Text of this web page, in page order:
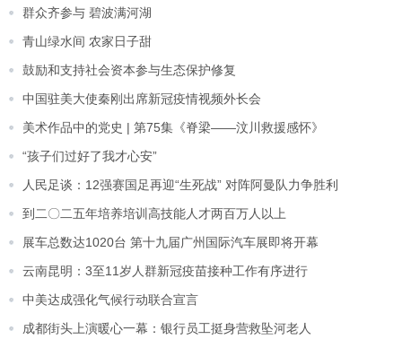
群众齐参与 碧波满河湖
青山绿水间 农家日子甜
鼓励和支持社会资本参与生态保护修复
中国驻美大使秦刚出席新冠疫情视频外长会
美术作品中的党史 | 第75集《脊梁——汶川救援感怀》
“孩子们过好了我才心安”
人民足谈：12强赛国足再迎“生死战” 对阵阿曼队力争胜利
到二〇二五年培养培训高技能人才两百万人以上
展车总数达1020台 第十九届广州国际汽车展即将开幕
云南昆明：3至11岁人群新冠疫苗接种工作有序进行
中美达成强化气候行动联合宣言
成都街头上演暖心一幕：银行员工挺身营救坠河老人